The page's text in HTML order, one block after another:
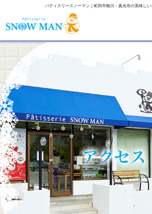
パティスリースノーマン｜町田市鶴川・真光寺の美味しい